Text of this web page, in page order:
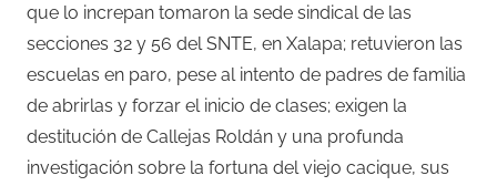
que lo increpan tomaron la sede sindical de las
secciones 32 y 56 del SNTE, en Xalapa; retuvieron las
escuelas en paro, pese al intento de padres de familia
de abrirlas y forzar el inicio de clases; exigen la
destitución de Callejas Roldán y una profunda
investigación sobre la fortuna del viejo cacique, sus